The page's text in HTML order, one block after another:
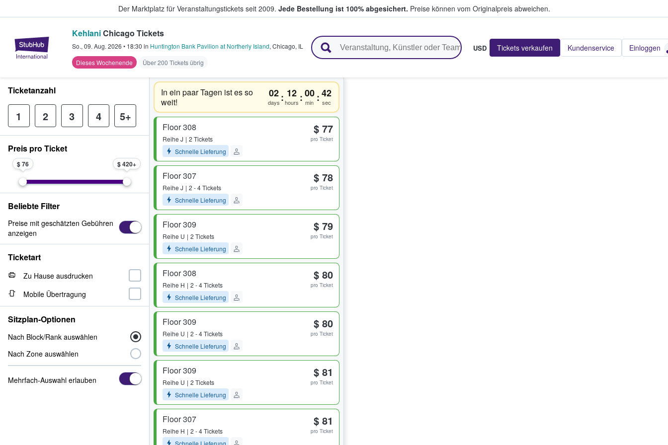
Der Marktplatz für Veranstaltungstickets seit 2009. Jede Bestellung ist 100% abgesichert. Preise können vom Originalpreis abweichen.
StubHub - Wo Fans Tickets kaufen & verkaufen
KehlaniChicago Tickets
So., 09. Aug. 2026 • 18:30 in Huntington Bank Pavilion at Northerly Island, Chicago, IL
Dieses Wochenende
Über 200 Tickets übrig
USD Tickets verkaufen Kundenservice Einloggen
In ein paar Tagen ist es so
weit!
02
days : 12
hours :00
min :41
sec
Floor 308
Reihe J
2 Tickets
Schnelle Lieferung
$ 77
pro Ticket
Floor 307
Reihe J
2 - 4 Tickets
Schnelle Lieferung
$ 78
pro Ticket
Floor 309
Reihe U
2 Tickets
Schnelle Lieferung
$ 79
pro Ticket
Floor 308
Reihe H
2 - 4 Tickets
Schnelle Lieferung
$ 80
pro Ticket
Floor 309
Reihe U
2 - 4 Tickets
Schnelle Lieferung
$ 80
pro Ticket
Floor 309
Reihe U
2 Tickets
Schnelle Lieferung
$ 81
pro Ticket
Floor 307
Reihe H
2 - 4 Tickets
Schnelle Lieferung
$ 81
pro Ticket
Ticketanzahl
1 2 3 4 5+
Preis pro Ticket
$ 76 $ 420
Beliebte Filter
Preise mit geschätzten Gebühren
anzeigen
Ticketart
Zu Hause ausdrucken
Mobile Übertragung
Sitzplan-Optionen
Nach Block/Rank auswählen
Nach Zone auswählen
Mehrfach-Auswahl erlauben